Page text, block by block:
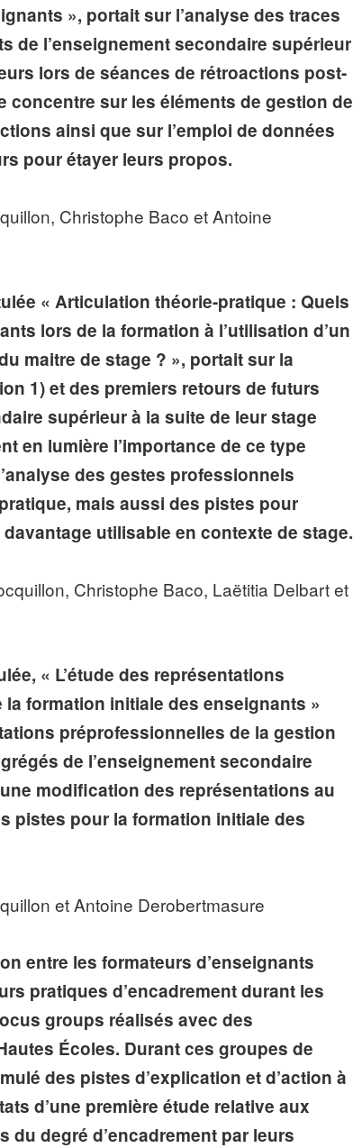
», portait sur l’analyse des traces
de l’enseignement secondaire supérieur
lors de séances de rétroactions post-
concentre sur les éléments de gestion de
ainsi que sur l’emploi de données
pour étayer leurs propos.
Christophe Baco et Antoine
« Articulation théorie-pratique : Quels
lors de la formation à l’utilisation d’un
maitre de stage ? », portait sur la
1) et des premiers retours de futurs
supérieur à la suite de leur stage
en lumière l’importance de ce type
des gestes professionnels
mais aussi des pistes pour
utilisable en contexte de stage.
Christophe Baco, Laëtitia Delbart et
« L’étude des représentations
formation initiale des enseignants »
préprofessionnelles de la gestion
de l’enseignement secondaire
modification des représentations au
pistes pour la formation initiale des
et Antoine Derobertmasure
entre les formateurs d’enseignants
pratiques d’encadrement durant les
groups réalisés avec des
Écoles. Durant ces groupes de
des pistes d’explication et d’action à
d’une première étude relative aux
degré d’encadrement par leurs